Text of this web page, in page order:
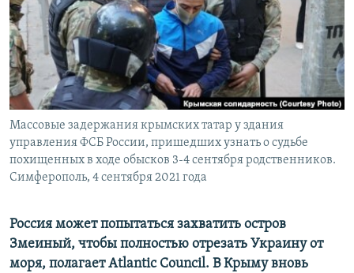
ПОБЕДИТЕЛЕЙ НЕ СУДЯТ?
КРЫМ.НЕПОКОРЕННЫЙ
ELIFBE
УКРАИНСКАЯ ПРОБЛЕМА КРЫМА
ПРИСОЕДИНЯЙТЕСЬ!
Все сайты RFE/RL
Массовые задержания крымских татар у здания
управления ФСБ России, пришедших узнать о судьбе
похищенных в ходе обысков 3-4 сентября родственников.
Симферополь, 4 сентября 2021 года
Россия может попытаться захватить остров
Змеиный, чтобы полностью отрезать Украину от
моря, полагает Аtlantic Сouncil. В Крыму вновь